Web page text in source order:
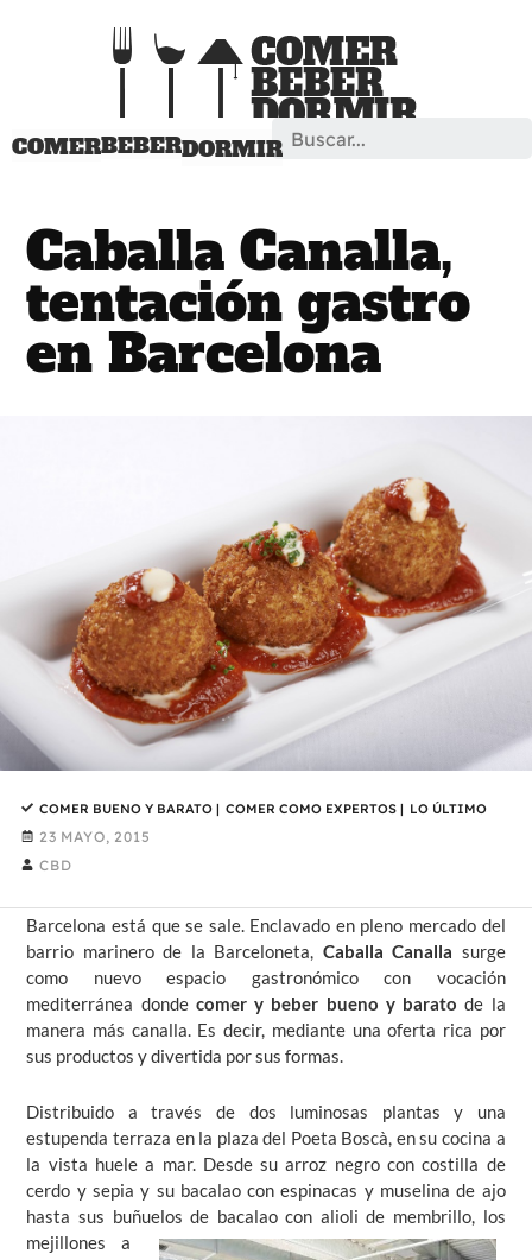
COMERBEBERDORMIR
Search
Caballa Canalla,
tentación gastro
en Barcelona
COMER BUENO Y BARATO| COMER COMO EXPERTOS| LO ÚLTIMO
23 MAYO, 2015
CBD
Barcelona está que se sale. Enclavado en pleno mercado del
barrio marinero de la Barceloneta, Caballa Canalla surge
como nuevo espacio gastronómico con vocación
mediterránea donde comer y beber bueno y baratode la
manera más canalla. Es decir, mediante una oferta rica por
sus productos y divertida por sus formas.
Distribuido a través de dos luminosas plantas y una
estupenda terraza en la plaza del Poeta Boscà, en su cocina a
la vista huele a mar. Desde su arroz negro con costilla de
cerdo y sepia y su bacalao con espinacas y muselina de ajo
hasta sus buñuelos de bacalao con alioli de membrillo, los
mejillones a